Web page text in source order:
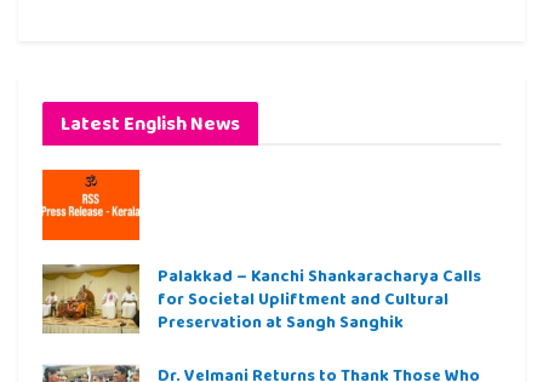
Latest English News
Palakkad – Kanchi Shankaracharya Calls
for Societal Upliftment and Cultural
Preservation at Sangh Sanghik
Dr. Velmani Returns to Thank Those Who